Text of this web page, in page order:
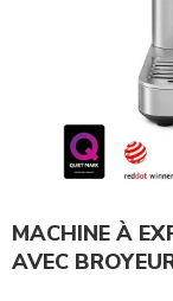
MACHINE À
AVEC